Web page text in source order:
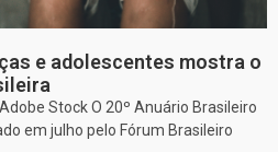
e adolescentes mostra o
Stock O 20º Anuário Brasileiro
em julho pelo Fórum Brasileiro